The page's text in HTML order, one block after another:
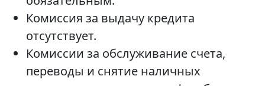
Комиссия за выдачу кредита
отсутствует.
Комиссии за обслуживание счета,
переводы и снятие наличных